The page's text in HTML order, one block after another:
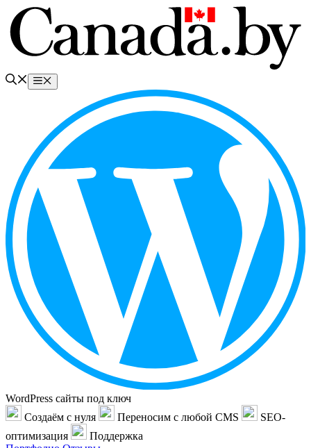
Перейти
содержимому
Меню
WordPress сайты под ключ
Создаём с нуля
Переносим с любой CMS
SEO-
оптимизация
Поддержка